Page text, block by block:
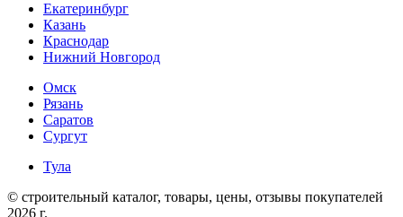
Екатеринбург
Казань
Краснодар
Нижний Новгород
Омск
Рязань
Саратов
Сургут
Тула
© строительный каталог, товары, цены, отзывы покупателей
2026 г.